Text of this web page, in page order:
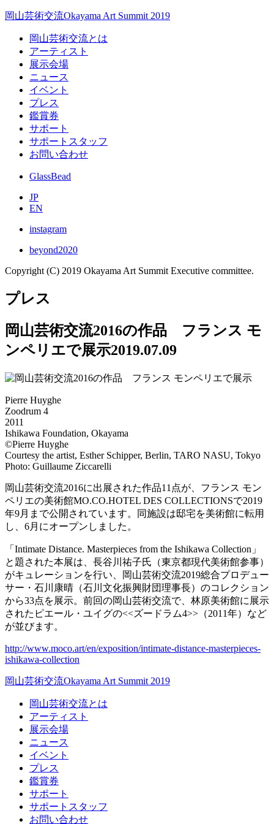
岡山芸術交流Okayama Art Summit 2019
岡山芸術交流とは
アーティスト
展示会場
ニュース
イベント
プレス
鑑賞券
サポート
サポートスタッフ
お問い合わせ
GlassBead
JP
EN
instagram
beyond2020
Copyright (C) 2019 Okayama Art Summit Executive committee.
プレス
岡山芸術交流2016の作品 フランス モ
ンペリエで展示2019.07.09
Pierre Huyghe
Zoodrum 4
2011
Ishikawa Foundation, Okayama
©Pierre Huyghe
Courtesy the artist, Esther Schipper, Berlin, TARO NASU, Tokyo
Photo: Guillaume Ziccarelli
岡山芸術交流2016に出展された作品11点が、フランス モン
ペリエの美術館MO.CO.HOTEL DES COLLECTIONSで2019
年9月まで公開されています。同施設は邸宅を美術館に転用
し、6月にオープンしました。
「Intimate Distance. Masterpieces from the Ishikawa Collection」
と題された本展は、長谷川祐子氏（東京都現代美術館参事）
がキュレーションを行い、岡山芸術交流2019総合プロデュー
サー・石川康晴（石川文化振興財団理事長）のコレクション
から33点を展示。前回の岡山芸術交流で、林原美術館に展示
されたピエール・ユイグの<<ズードラム4>>（2011年）など
が並びます。
http://www.moco.art/en/exposition/intimate-distance-masterpieces-
ishikawa-collection
岡山芸術交流Okayama Art Summit 2019
岡山芸術交流とは
アーティスト
展示会場
ニュース
イベント
プレス
鑑賞券
サポート
サポートスタッフ
お問い合わせ